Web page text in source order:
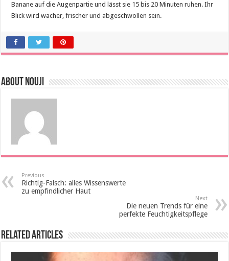
Banane auf die Augenpartie und lässt sie 15 bis 20 Minuten ruhen. Ihr
Blick wird wacher, frischer und abgeschwollen sein.
About Nouji
Previous
Richtig-Falsch: alles Wissenswerte
zu empfindlicher Haut
Next
Die neuen Trends für eine
perfekte Feuchtigkeitspflege
Related Articles